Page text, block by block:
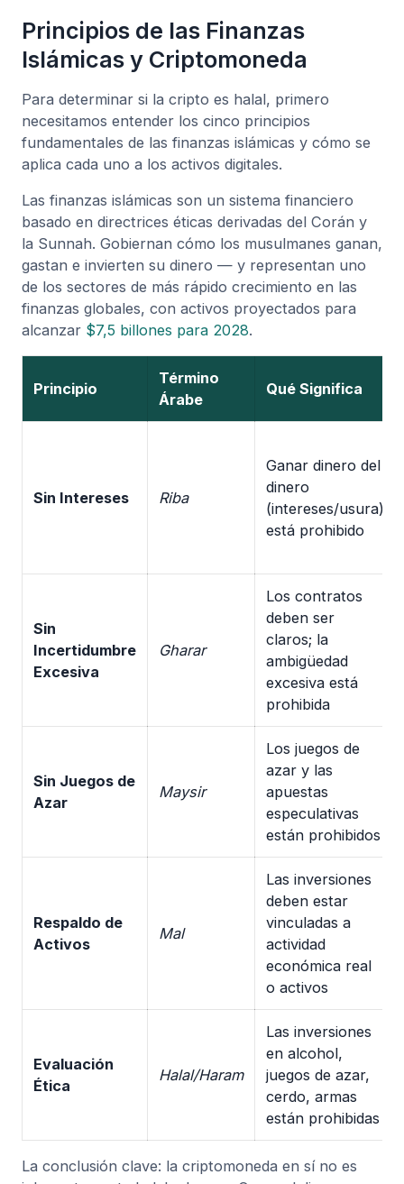
Principios de las Finanzas
Islámicas y Criptomoneda
Para determinar si la cripto es halal, primero
necesitamos entender los cinco principios
fundamentales de las finanzas islámicas y cómo se
aplica cada uno a los activos digitales.
Las finanzas islámicas son un sistema financiero
basado en directrices éticas derivadas del Corán y
la Sunnah. Gobiernan cómo los musulmanes ganan,
gastan e invierten su dinero — y representan uno
de los sectores de más rápido crecimiento en las
finanzas globales, con activos proyectados para
alcanzar $7,5 billones para 2028.
Principio
Término
Árabe
Qué Significa
Sin Intereses Riba
Ganar dinero del
dinero
(intereses/usura)
está prohibido
Sin
Incertidumbre
Excesiva
Gharar
Los contratos
deben ser
claros; la
ambigüedad
excesiva está
prohibida
Sin Juegos de
Azar
Maysir
Los juegos de
azar y las
apuestas
especulativas
están prohibidos
Respaldo de
Activos
Mal
Las inversiones
deben estar
vinculadas a
actividad
económica real
o activos
Evaluación
Ética
Halal/Haram
Las inversiones
en alcohol,
juegos de azar,
cerdo, armas
están prohibidas
La conclusión clave: la criptomoneda en sí no es